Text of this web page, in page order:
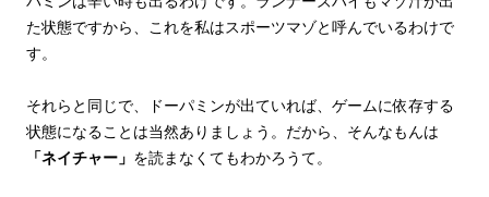
た状態ですから、これを私はスポーツマゾと呼んでいるわけで
す。
それらと同じで、ドーパミンが出ていれば、ゲームに依存する
状態になることは当然ありましょう。だから、そんなもんは
「ネイチャー」 を読まなくてもわかろうて。